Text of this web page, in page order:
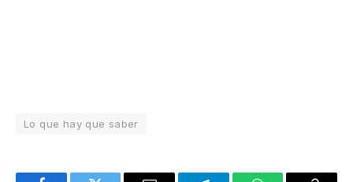
Lo que hay que saber